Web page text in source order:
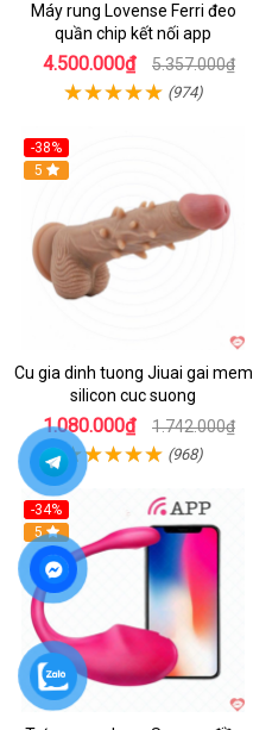
Máy rung Lovense Ferri đeo
quần chip kết nối app
4.500.000₫ 5.357.000₫
(974)
-38%
5
Cu gia dinh tuong Jiuai gai mem
silicon cuc suong
1.080.000₫ 1.742.000₫
(968)
-34%
5